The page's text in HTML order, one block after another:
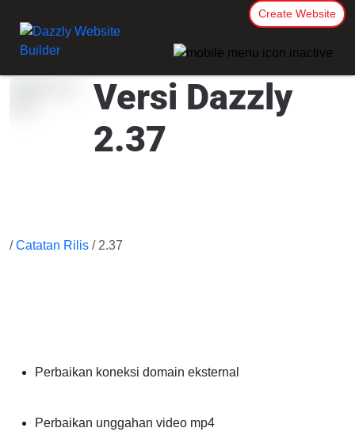
Create Website
Versi Dazzly
2.37
/Catatan Rilis / 2.37
Perbaikan koneksi domain eksternal
Perbaikan unggahan video mp4